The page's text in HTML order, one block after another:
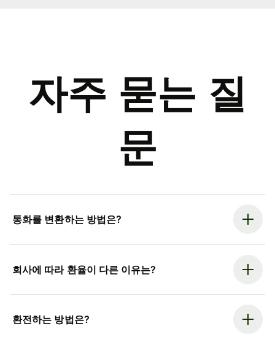
자주 묻는 질
문
통화를 변환하는 방법은?
회사에 따라 환율이 다른 이유는?
환전하는 방법은?